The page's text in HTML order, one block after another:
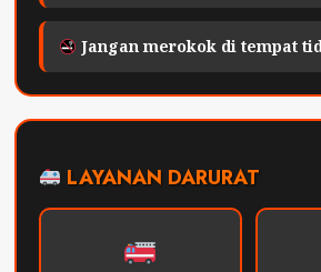
Jangan merokok di tempat
LAYANAN DARURAT